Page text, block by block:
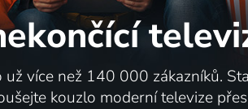
už více než 140 000 zákazníků.
kouzlo moderní televize